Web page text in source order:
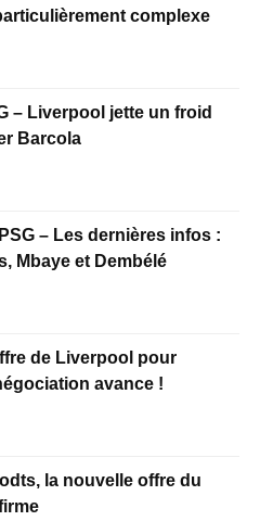
complexe
– Liverpool jette un froid
Barcola
– Les dernières infos :
Mbaye et Dembélé
de Liverpool pour
avance !
la nouvelle offre du